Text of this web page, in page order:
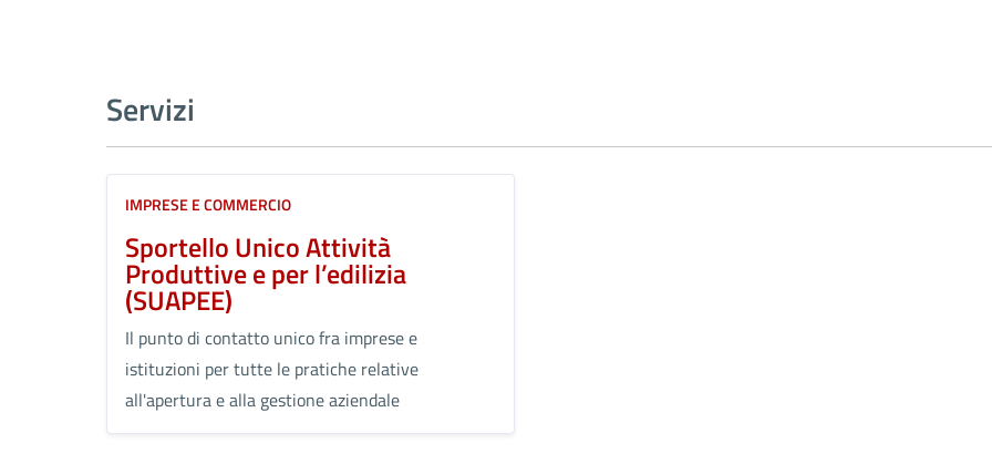
Servizi
IMPRESE E COMMERCIO
Sportello Unico Attività
Produttive e per l’edilizia
(SUAPEE)
Il punto di contatto unico fra imprese e
istituzioni per tutte le pratiche relative
all'apertura e alla gestione aziendale